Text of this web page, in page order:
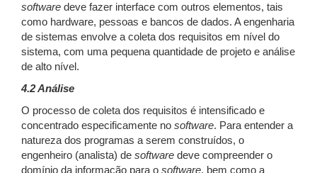
software deve fazer interface com outros elementos, tais
como hardware, pessoas e bancos de dados. A engenharia
de sistemas envolve a coleta dos requisitos em nível do
sistema, com uma pequena quantidade de projeto e análise
de alto nível.
4.2 Análise
O processo de coleta dos requisitos é intensificado e
concentrado especificamente no software. Para entender a
natureza dos programas a serem construídos, o
engenheiro (analista) de software deve compreender o
domínio da informação para o software, bem como a